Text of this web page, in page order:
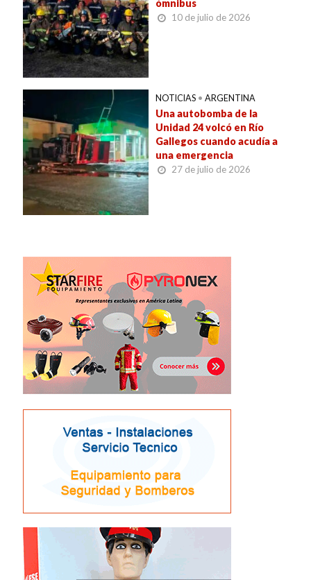
ómnibus
10 de julio de 2026
NOTICIAS • ARGENTINA
Una autobomba de la
Unidad 24 volcó en Río
Gallegos cuando acudía a
una emergencia
27 de julio de 2026